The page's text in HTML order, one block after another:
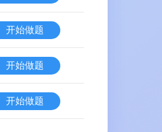
开始做题
开始做题
开始做题